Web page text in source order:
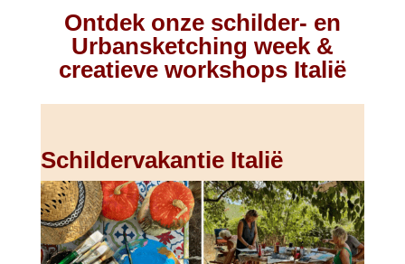
Ontdek onze schilder- en
Urbansketching week &
creatieve workshops Italië
Schildervakantie Italië